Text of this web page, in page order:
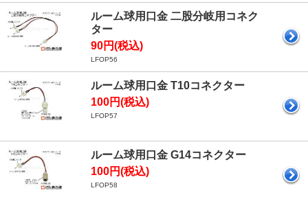
ルーム球用口金 二股分岐用コネク
ター
90円(税込)
LFOP56
ルーム球用口金 T10コネクター
100円(税込)
LFOP57
ルーム球用口金 G14コネクター
100円(税込)
LFOP58